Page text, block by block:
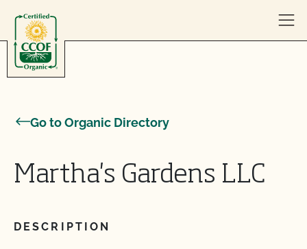
Go to Organic Directory
Martha's Gardens LLC
DESCRIPTION